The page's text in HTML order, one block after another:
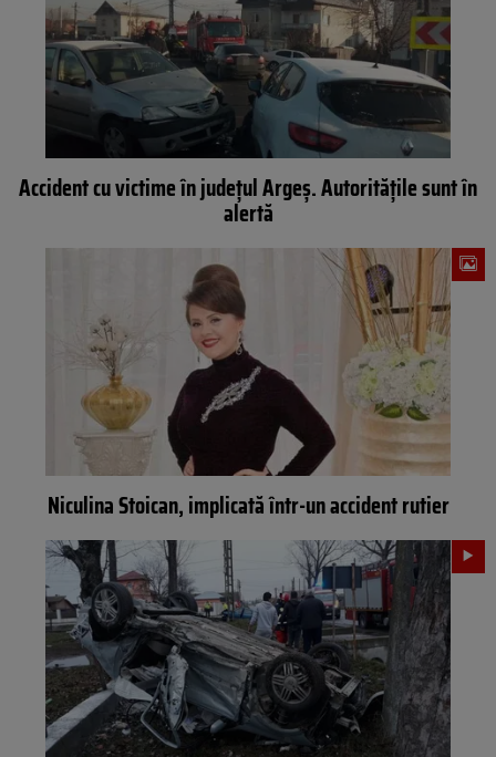
Accident cu victime în județul Argeș. Autoritățile sunt în
alertă
Niculina Stoican, implicată într-un accident rutier